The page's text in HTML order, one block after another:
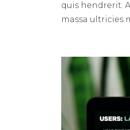
quis hendrerit.
massa ultricies